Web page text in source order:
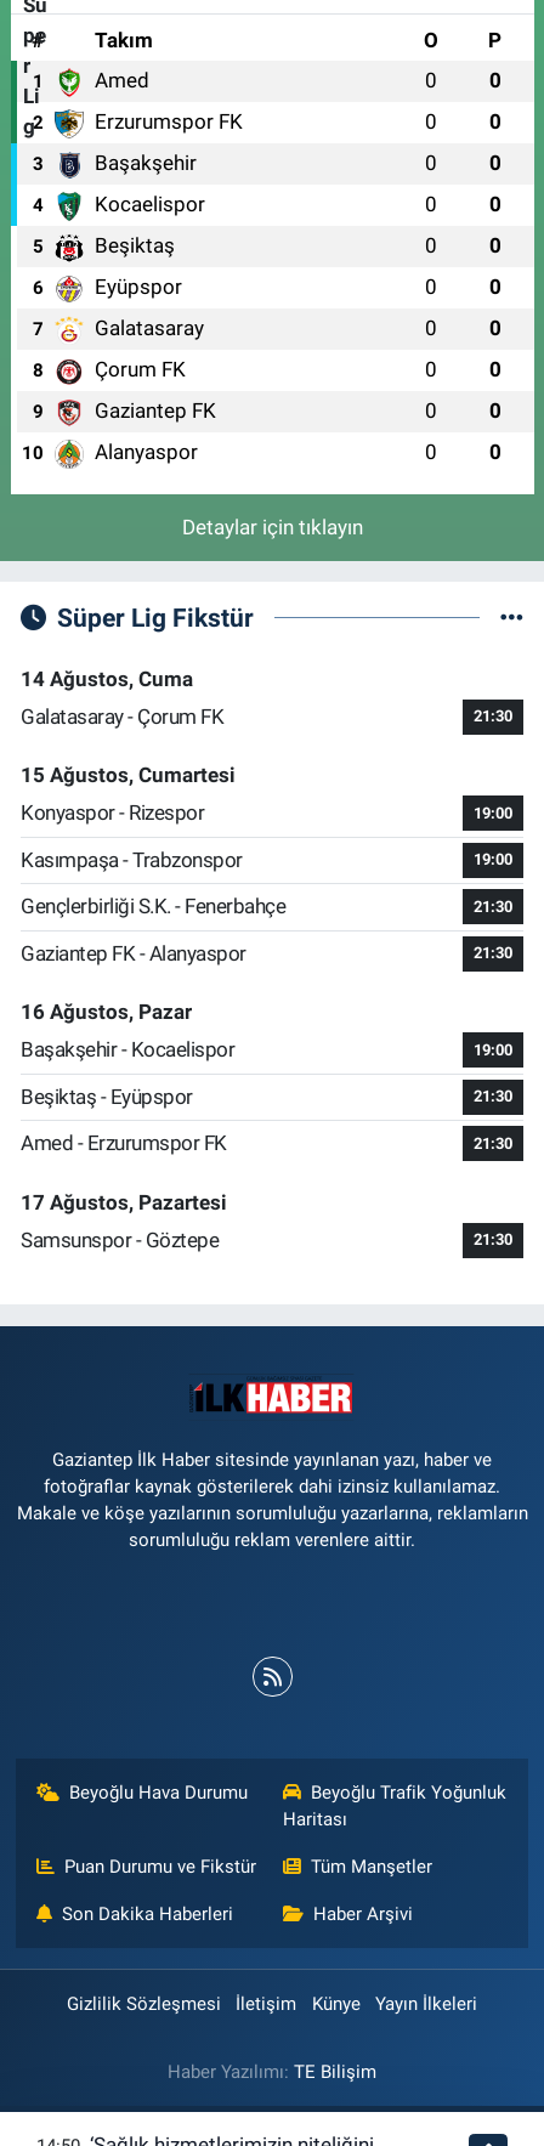
# Takım O P
1 Amed 0 0
2 Erzurumspor FK 0 0
3 Başakşehir 0 0
4 Kocaelispor 0 0
5 Beşiktaş 0 0
6 Eyüpspor 0 0
7 Galatasaray 0 0
8 Çorum FK 0 0
9 Gaziantep FK 0 0
10 Alanyaspor 0 0
Detaylar için tıklayın
Süper Lig Fikstür
14 Ağustos, Cuma
Galatasaray - Çorum FK
21:30
15 Ağustos, Cumartesi
Konyaspor - Rizespor
19:00
Kasımpaşa - Trabzonspor 19:00
Gençlerbirliği S.K. - Fenerbahçe 21:30
Gaziantep FK - Alanyaspor 21:30
16 Ağustos, Pazar
Başakşehir - Kocaelispor
19:00
Beşiktaş - Eyüpspor 21:30
Amed - Erzurumspor FK 21:30
17 Ağustos, Pazartesi
Samsunspor - Göztepe
21:30
Gaziantep İlk Haber sitesinde yayınlanan yazı, haber ve
fotoğraflar kaynak gösterilerek dahi izinsiz kullanılamaz.
Makale ve köşe yazılarının sorumluluğu yazarlarına, reklamların
sorumluluğu reklam verenlere aittir.
Beyoğlu Hava Durumu
Beyoğlu Trafik Yoğunluk
Haritası
Puan Durumu ve Fikstür Tüm Manşetler
Son Dakika Haberleri Haber Arşivi
Gizlilik Sözleşmesi İletişim Künye Yayın İlkeleri
Haber Yazılımı: TE Bilişim